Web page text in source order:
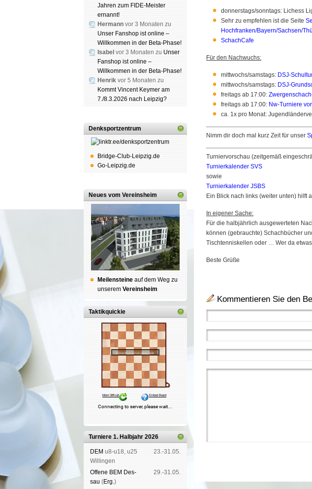
Jahren zum FIDE-Meister
ernannt!
Hermann vor 3 Monaten zu
Unser Fanshop ist online –
Willkommen in der Beta-Phase!
Isabel vor 3 Monaten zu Unser
Fanshop ist online –
Willkommen in der Beta-Phase!
Henrik vor 5 Monaten zu
Kommt Vincent Keymer am
7./8.3.2026 nach Leipzig?
Denksportzentrum
Bridge-Club-Leipzig.de
Go-Leipzig.de
Neues vom Vereinsheim
Mei­len­stei­ne auf dem Weg zu
un­se­rem Ver­eins­heim
Taktikquickie
Turniere 1. Halbjahr 2026
DEM u8-u18, u25
Wil­lin­gen
23.-31.05.
Offene BEM Des­
sau (Erg.)
29.-31.05.
donnerstags/sonntags: Lichess
Sehr zu empfehlen ist die Seite
Hochfranken/Bayern/Sachsen/
SchachCafe
Für den Nachwuchs:
mittwochs/samstags: DSJ-
mittwochs/samstags: DSJ-
freitags ab 17:00:
freitags ab 17:00: Nw-Turniere
ca. 1x pro Monat:
Nimm dir doch mal kurz Zeit für unser
Turniervorschau (zeitgemäß
Turnierkalender SVS
sowie
Turnierkalender JSBS
Ein Blick nach links (weiter unten) hilft
In eigener Sache:
Für die halbjährlich ausgewerteten
können (gebrauchte) Schachbücher
Tischtenniskellen oder … Wer da
Beste Grüße
Kommentieren Sie den